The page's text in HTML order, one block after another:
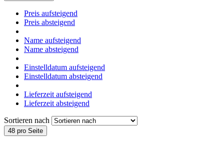
Preis aufsteigend
Preis absteigend
Name aufsteigend
Name absteigend
Einstelldatum aufsteigend
Einstelldatum absteigend
Lieferzeit aufsteigend
Lieferzeit absteigend
Sortieren nach
48 pro Seite